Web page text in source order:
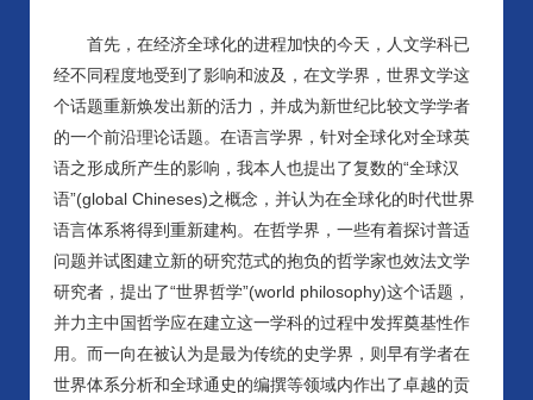
首先，在经济全球化的进程加快的今天，人文学科已
经不同程度地受到了影响和波及，在文学界，世界文学这
个话题重新焕发出新的活力，并成为新世纪比较文学学者
的一个前沿理论话题。在语言学界，针对全球化对全球英
语之形成所产生的影响，我本人也提出了复数的“全球汉
语”(global Chineses)之概念，并认为在全球化的时代世界
语言体系将得到重新建构。在哲学界，一些有着探讨普适
问题并试图建立新的研究范式的抱负的哲学家也效法文学
研究者，提出了“世界哲学”(world philosophy)这个话题，
并力主中国哲学应在建立这一学科的过程中发挥奠基性作
用。而一向在被认为是最为传统的史学界，则早有学者在
世界体系分析和全球通史的编撰等领域内作出了卓越的贡